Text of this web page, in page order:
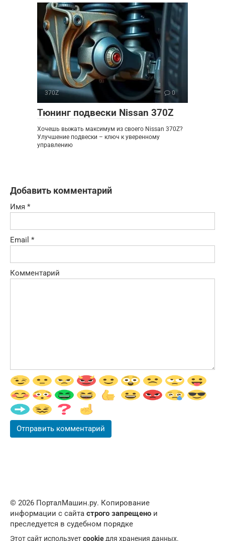
370Z 0
Тюнинг подвески Nissan 370Z
Хочешь выжать максимум из своего Nissan 370Z?
Улучшение подвески – ключ к уверенному
управлению
Добавить комментарий
Имя *
Email *
Комментарий
© 2026 ПорталМашин.ру. Копирование
информации с сайта строго запрещено и
преследуется в судебном порядке
Этот сайт используетcookie для хранения данных.